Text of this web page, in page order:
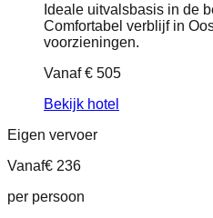
Ideale uitvalsbasis in de
Comfortabel verblijf in
voorzieningen.
Vanaf€ 505
Bekijk hotel
Eigen vervoer
Vanaf€ 236
per persoon